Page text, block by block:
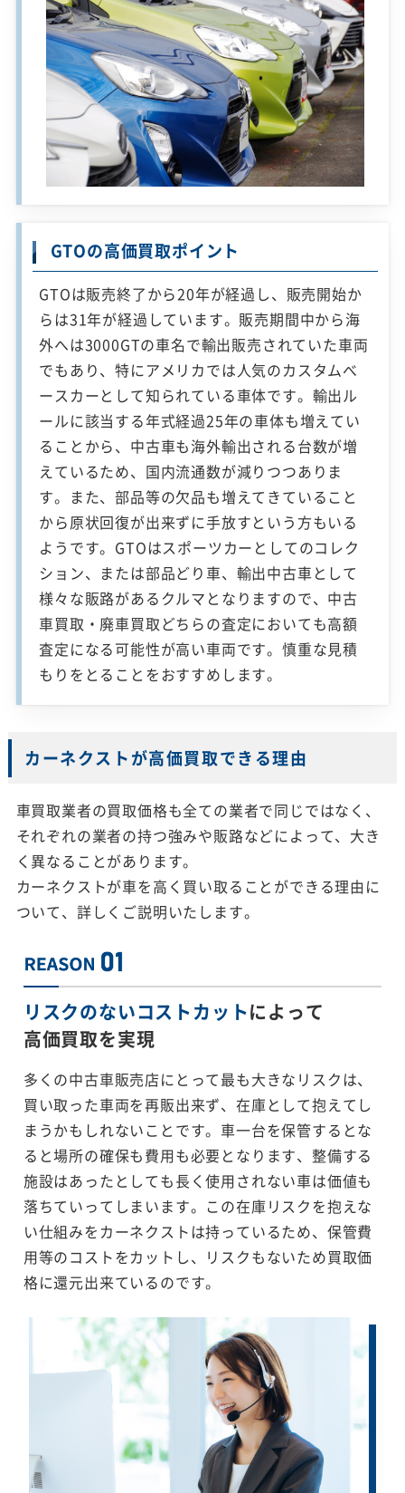
GTOの高価買取ポイント
GTOは販売終了から20年が経過し、販売開始か
らは31年が経過しています。販売期間中から海
外へは3000GTの車名で輸出販売されていた車両
でもあり、特にアメリカでは人気のカスタムべ
ースカーとして知られている車体です。輸出ル
ールに該当する年式経過25年の車体も増えてい
ることから、中古車も海外輸出される台数が増
えているため、国内流通数が減りつつありま
す。また、部品等の欠品も増えてきていること
から原状回復が出来ずに手放すという方もいる
ようです。GTOはスポーツカーとしてのコレク
ション、または部品どり車、輸出中古車として
様々な販路があるクルマとなりますので、中古
車買取・廃車買取どちらの査定においても高額
査定になる可能性が高い車両です。慎重な見積
もりをとることをおすすめします。
カーネクストが高価買取できる理由
車買取業者の買取価格も全ての業者で同じではなく、
それぞれの業者の持つ強みや販路などによって、大き
く異なることがあります。
カーネクストが車を高く買い取ることができる理由に
ついて、詳しくご説明いたします。
リスクのないコストカットによって
高価買取を実現
多くの中古車販売店にとって最も大きなリスクは、
買い取った車両を再販出来ず、在庫として抱えてし
まうかもしれないことです。車一台を保管するとな
ると場所の確保も費用も必要となります、整備する
施設はあったとしても長く使用されない車は価値も
落ちていってしまいます。この在庫リスクを抱えな
い仕組みをカーネクストは持っているため、保管費
用等のコストをカットし、リスクもないため買取価
格に還元出来ているのです。